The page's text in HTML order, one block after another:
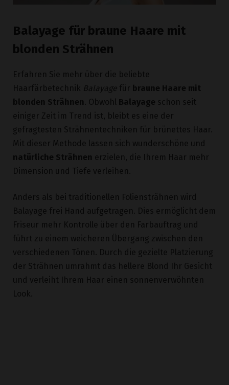
Balayage für braune Haare mit
blonden Strähnen
Erfahren Sie mehr über die beliebte
blonden Strähnen . Obwohl Balayage
einiger Zeit im Trend ist, bleibt es eine der
gefragtesten Strähnentechniken für brünettes Haar.
Mit dieser Methode lassen sich wunderschöne und
natürliche Strähnen erzielen, die Ihrem Haar mehr
Dimension und Tiefe verleihen.
Anders als bei traditionellen Foliensträhnen wird
Friseur mehr Kontrolle über den Farbauftrag und
führt zu einem weicheren Übergang zwischen den
verschiedenen Tönen. Durch die gezielte Platzierung
der Strähnen umrahmt das hellere Blond Ihr Gesicht
und verleiht Ihrem Haar einen sonnenverwöhnten
Look.